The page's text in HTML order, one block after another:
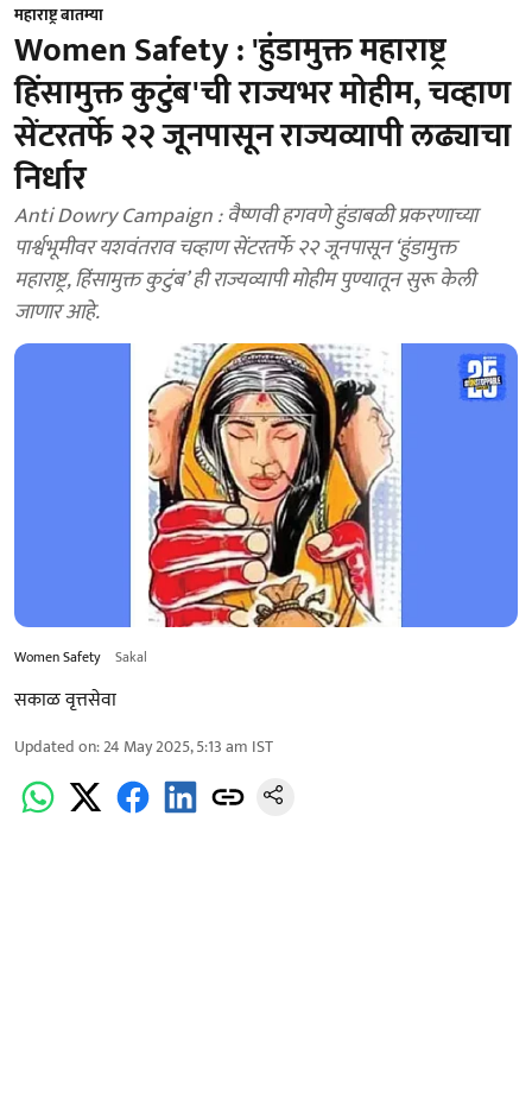
महाराष्ट्र बातम्या
Women Safety : 'हुंडामुक्त महाराष्ट्र
हिंसामुक्त कुटुंब'ची राज्यभर मोहीम, चव्‍हाण
सेंटरतर्फे २२ जूनपासून राज्यव्यापी लढ्याचा
निर्धार
Anti Dowry Campaign : वैष्णवी हगवणे हुंडाबळी प्रकरणाच्या
पार्श्वभूमीवर यशवंतराव चव्हाण सेंटरतर्फे २२ जूनपासून ‘हुंडामुक्त
महाराष्ट्र, हिंसामुक्त कुटुंब’ ही राज्यव्यापी मोहीम पुण्यातून सुरू केली
जाणार आहे.
Women Safety Sakal
सकाळ वृत्तसेवा
Updated on:24 May 2025, 5:13 am IST